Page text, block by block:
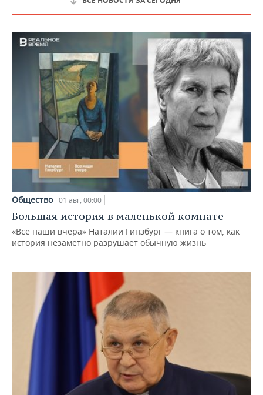
Общество 01 авг, 00:00
Большая история в маленькой комнате
«Все наши вчера» Наталии Гинзбург — книга о том, как
история незаметно разрушает обычную жизнь